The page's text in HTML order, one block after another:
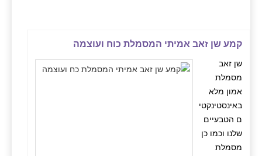
קמע שן זאב אמיתי המסמלת כוח ועוצמה
שן זאב
מסמלת
אמון מלא
באינסטינקטי
ם הטבעיים
שלנו וכמו כן
מסמלת